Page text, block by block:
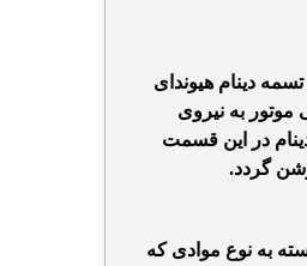
تسمه دینام هیوندای
به نیروی
در این قسمت
گردد.
به نوع موادی که